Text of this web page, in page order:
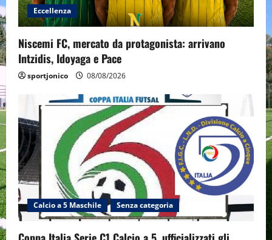
Eccellenza
Niscemi FC, mercato da protagonista: arrivano
Intzidis, Idoyaga e Pace
sportjonico 08/08/2026
Calcio a 5 Maschile Senza categoria